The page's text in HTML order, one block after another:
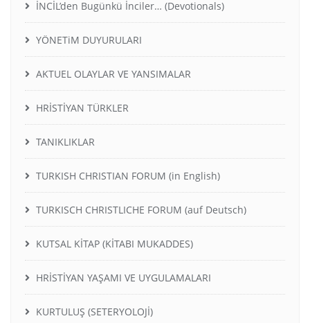
İNCİL’den Bugünkü İnciler… (Devotionals)
YÖNETiM DUYURULARI
AKTUEL OLAYLAR VE YANSIMALAR
HRİSTİYAN TÜRKLER
TANIKLIKLAR
TURKISH CHRISTIAN FORUM (in English)
TURKISCH CHRISTLICHE FORUM (auf Deutsch)
KUTSAL KİTAP (KİTABI MUKADDES)
HRİSTİYAN YAŞAMI VE UYGULAMALARI
KURTULUŞ (SETERYOLOJİ)